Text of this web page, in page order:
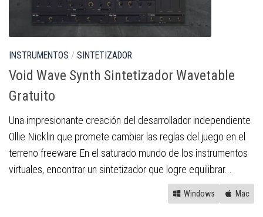
INSTRUMENTOS / SINTETIZADOR
Void Wave Synth Sintetizador Wavetable
Gratuito
Una impresionante creación del desarrollador independiente
Ollie Nicklin que promete cambiar las reglas del juego en el
terreno freeware En el saturado mundo de los instrumentos
virtuales, encontrar un sintetizador que logre equilibrar...
Windows Mac